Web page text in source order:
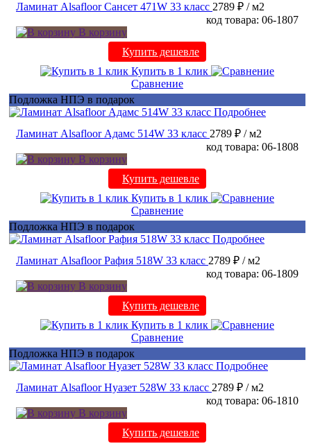
Ламинат Alsafloor Сансет 471W 33 класс 2789 ₽ / м2
код товара: 06-1807
В корзину
Купить дешевле
Купить в 1 клик
Сравнение
Подложка НПЭ в подарок
Подробнее
Ламинат Alsafloor Адамс 514W 33 класс 2789 ₽ / м2
код товара: 06-1808
В корзину
Купить дешевле
Купить в 1 клик
Сравнение
Подложка НПЭ в подарок
Подробнее
Ламинат Alsafloor Рафия 518W 33 класс 2789 ₽ / м2
код товара: 06-1809
В корзину
Купить дешевле
Купить в 1 клик
Сравнение
Подложка НПЭ в подарок
Подробнее
Ламинат Alsafloor Нуазет 528W 33 класс 2789 ₽ / м2
код товара: 06-1810
В корзину
Купить дешевле